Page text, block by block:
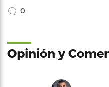
0
Opinión y